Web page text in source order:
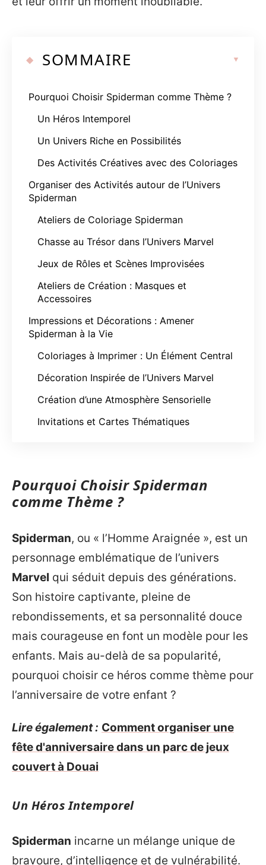
SOMMAIRE
Pourquoi Choisir Spiderman comme Thème ?
Un Héros Intemporel
Un Univers Riche en Possibilités
Des Activités Créatives avec des Coloriages
Organiser des Activités autour de l’Univers
Spiderman
Ateliers de Coloriage Spiderman
Chasse au Trésor dans l’Univers Marvel
Jeux de Rôles et Scènes Improvisées
Ateliers de Création : Masques et
Accessoires
Impressions et Décorations : Amener
Spiderman à la Vie
Coloriages à Imprimer : Un Élément Central
Décoration Inspirée de l’Univers Marvel
Création d’une Atmosphère Sensorielle
Invitations et Cartes Thématiques
Pourquoi Choisir Spiderman
comme Thème ?
Spiderman, ou « l’Homme Araignée », est un
personnage emblématique de l’univers
Marvel qui séduit depuis des générations.
Son histoire captivante, pleine de
rebondissements, et sa personnalité douce
mais courageuse en font un modèle pour les
enfants. Mais au-delà de sa popularité,
pourquoi choisir ce héros comme thème pour
l’anniversaire de votre enfant ?
Lire également : Comment organiser une
fête d'anniversaire dans un parc de jeux
couvert à Douai
Un Héros Intemporel
Spiderman incarne un mélange unique de
bravoure, d’intelligence et de vulnérabilité.